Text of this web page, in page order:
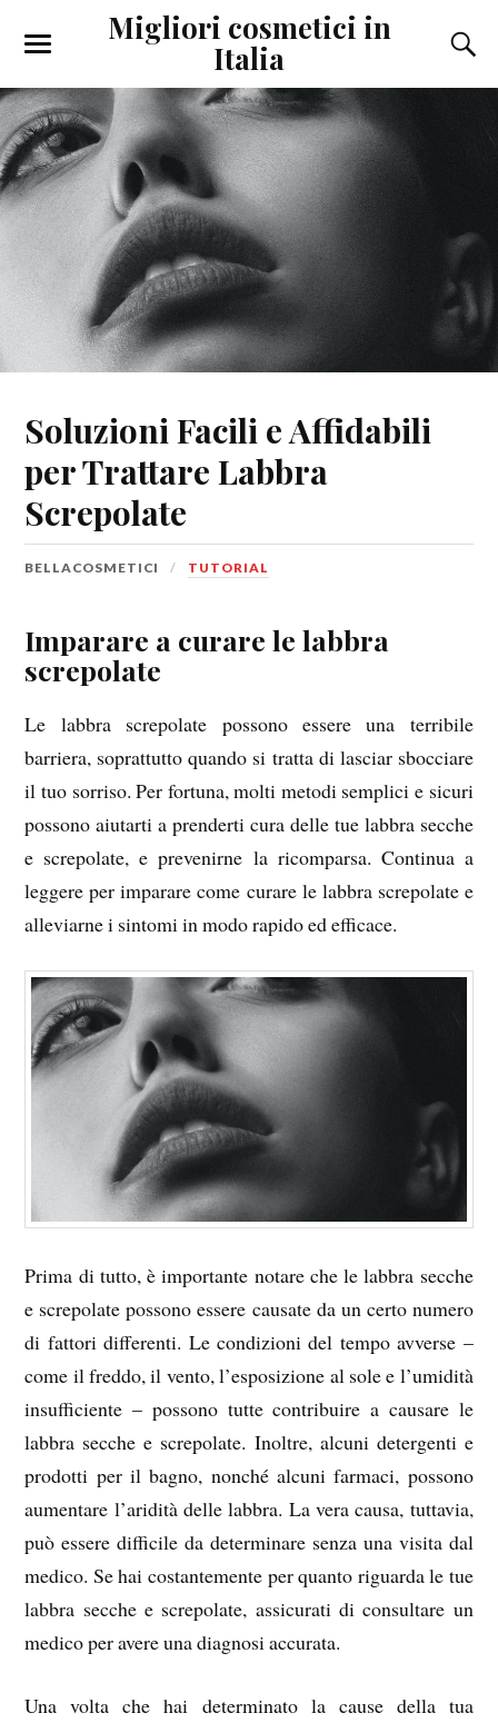
Migliori cosmetici in
Italia
Soluzioni Facili e Affidabili
per Trattare Labbra
Screpolate
BELLACOSMETICI TUTORIAL
Imparare a curare le labbra
screpolate
Le labbra screpolate possono essere una terribile
barriera, soprattutto quando si tratta di lasciar sbocciare
il tuo sorriso. Per fortuna, molti metodi semplici e sicuri
possono aiutarti a prenderti cura delle tue labbra secche
e screpolate, e prevenirne la ricomparsa. Continua a
leggere per imparare come curare le labbra screpolate e
alleviarne i sintomi in modo rapido ed efficace.
Prima di tutto, è importante notare che le labbra secche
e screpolate possono essere causate da un certo numero
di fattori differenti. Le condizioni del tempo avverse –
come il freddo, il vento, l’esposizione al sole e l’umidità
insufficiente – possono tutte contribuire a causare le
labbra secche e screpolate. Inoltre, alcuni detergenti e
prodotti per il bagno, nonché alcuni farmaci, possono
aumentare l’aridità delle labbra. La vera causa, tuttavia,
può essere difficile da determinare senza una visita dal
medico. Se hai costantemente per quanto riguarda le tue
labbra secche e screpolate, assicurati di consultare un
medico per avere una diagnosi accurata.
Una volta che hai determinato la cause della tua